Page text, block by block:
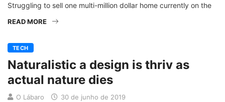
Struggling to sell one multi-million dollar home currently on the
READ MORE
TECH
Naturalistic a design is thriv as
actual nature dies
O Lábaro 30 de junho de 2019